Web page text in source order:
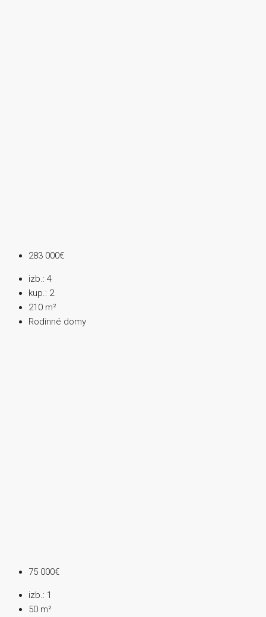
283 000€
izb.: 4
kup.: 2
210 m²
Rodinné domy
75 000€
izb.: 1
50 m²